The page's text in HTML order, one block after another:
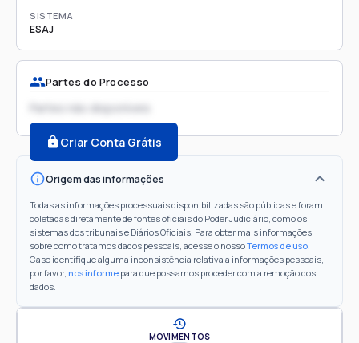
SISTEMA
ESAJ
Partes do Processo
Partes não disponíveis
Criar Conta Grátis
Origem das informações
Todas as informações processuais disponibilizadas são públicas e foram
coletadas diretamente de fontes oficiais do Poder Judiciário, como os
sistemas dos tribunais e Diários Oficiais. Para obter mais informações
sobre como tratamos dados pessoais, acesse o nossoTermos de uso.
Caso identifique alguma inconsistência relativa a informações pessoais,
por favor, nos informe para que possamos proceder com a remoção dos
dados.
MOVIMENTOS